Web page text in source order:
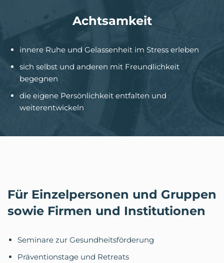
Achtsamkeit
innere Ruhe und Gelassenheit im Stress erleben
sich selbst und anderen mit Freundlichkeit
begegnen
die eigene Persönlichkeit entfalten und
weiterentwickeln
Für Einzelpersonen und Gruppen
sowie Firmen und Institutionen
Seminare zur Gesundheitsförderung
Präventionstage und Retreats